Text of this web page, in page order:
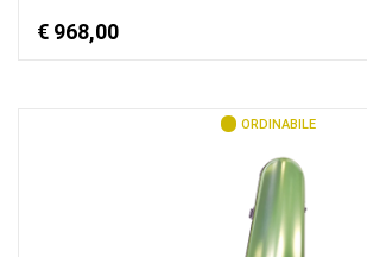
€ 968,00
ORDINABILE